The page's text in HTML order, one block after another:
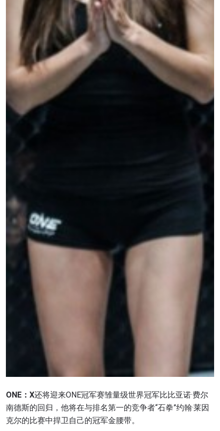
ONE： X还将迎来ONE冠军赛雏量级世界冠军比比亚诺·费尔
南德斯的回归，他将在与排名第一的竞争者“石拳”约翰·莱因
克尔的比赛中捍卫自己的冠军金腰带。